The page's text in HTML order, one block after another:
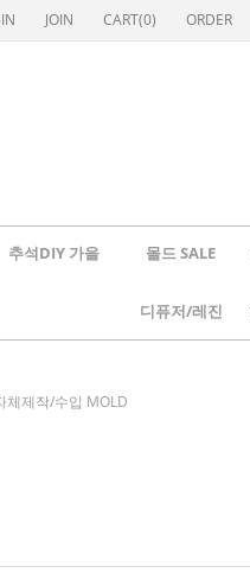
JOIN CART(0) ORDER
추석DIY 가을 몰드 SALE
디퓨저/레진
체제작/수입 MOLD